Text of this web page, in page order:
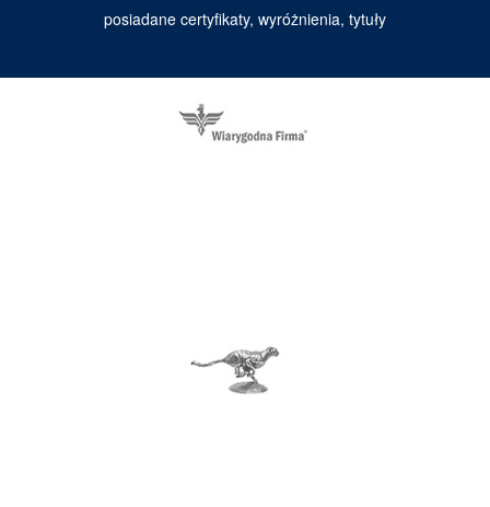
posiadane certyfikaty, wyróżnienia, tytuły